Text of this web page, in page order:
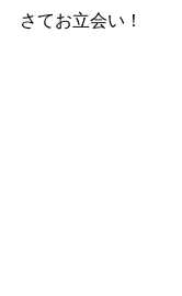
さてお立会い！